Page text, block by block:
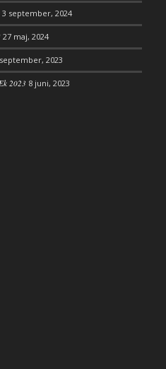
3 september, 2024
27 maj, 2024
2023
2023 8 juni, 2023